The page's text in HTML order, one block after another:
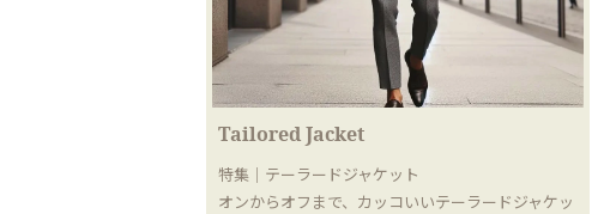
Tailored Jacket
特集｜テーラードジャケット
オンからオフまで、カッコいいテーラードジャケッ